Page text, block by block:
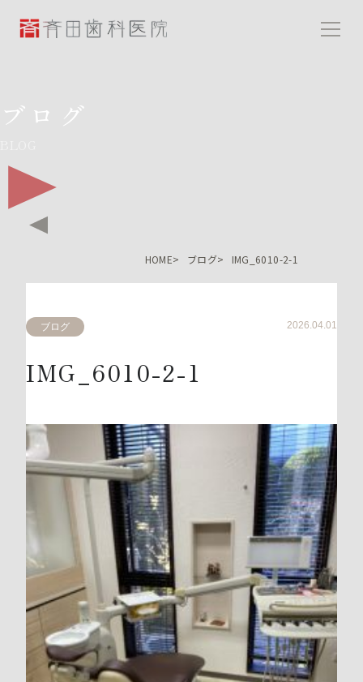
斉田歯科医院
ブログ
HOME ブログ IMG_6010-2-1
ブログ 2026.04.01
IMG_6010-2-1